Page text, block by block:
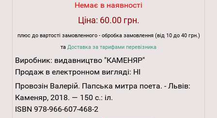
Немає в наявності
Ціна: 60.00 грн.
плюс до вартості замовленного - обробка замовлення (від 10 до 40 грн.)
та Доставка за тарифами перевізника
Виробник: видавництво "КАМЕНЯР"
Продаж в електронном вигляді: НІ
Провозін Валерій. Папська митра поета. - Львів:
Каменяр, 2018. — 150 с.: іл.
ISBN 978-966-607-468-2